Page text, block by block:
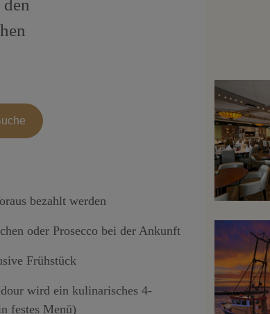
bezahlt werden
oder Prosecco bei der Ankunft
Frühstück
wird ein kulinarisches 4-
festes Menü)